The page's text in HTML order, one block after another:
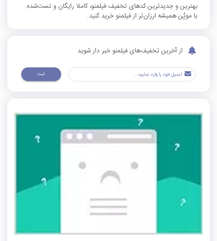
بهترین و جدیدترین کدهای تخفیف فیلمنو، کاملا رایگان و تست‌شده.
با موپُن همیشه ارزان‌تر از فیلمنو خرید کنید.
از آخرین تخفیف‌های فیلمنو خبر دار شوید
ثبت